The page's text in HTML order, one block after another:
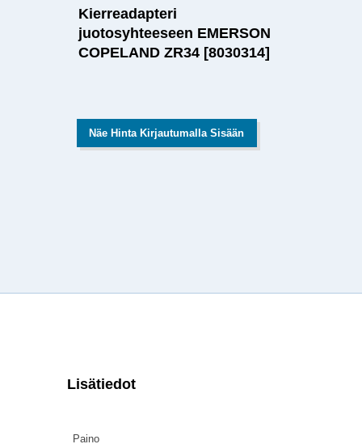
Kierreadapteri
juotosyhteeseen EMERSON
COPELAND ZR34 [8030314]
Näe Hinta Kirjautumalla Sisään
Lisätiedot
Paino